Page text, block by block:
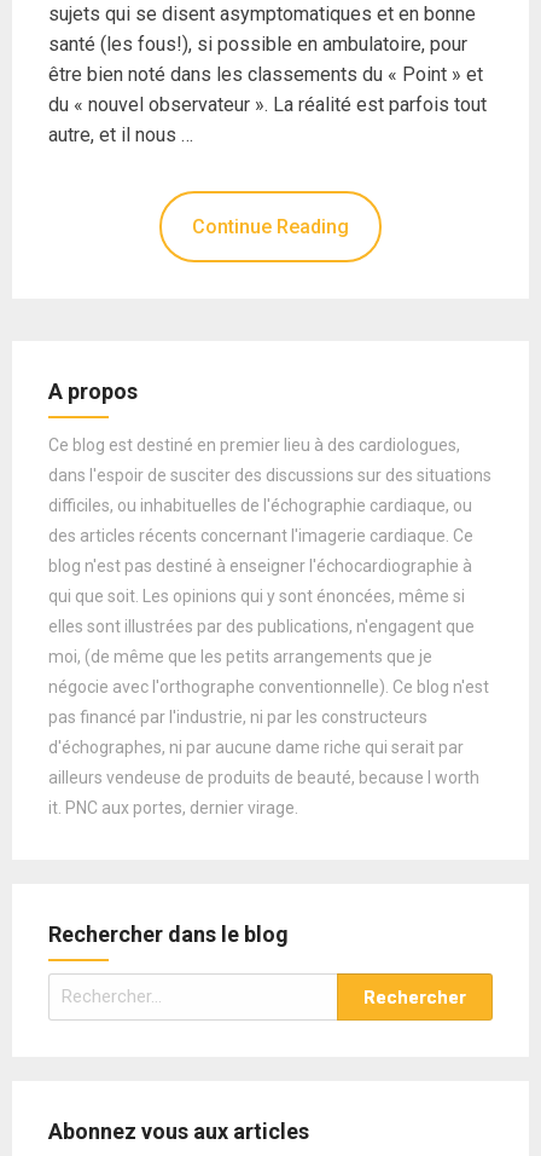
sujets qui se disent asymptomatiques et en bonne
santé (les fous!), si possible en ambulatoire, pour
être bien noté dans les classements du « Point » et
du « nouvel observateur ». La réalité est parfois tout
autre, et il nous …
Continue Reading
A propos
Ce blog est destiné en premier lieu à des cardiologues,
dans l'espoir de susciter des discussions sur des situations
difficiles, ou inhabituelles de l'échographie cardiaque, ou
des articles récents concernant l'imagerie cardiaque. Ce
blog n'est pas destiné à enseigner l'échocardiographie à
qui que soit. Les opinions qui y sont énoncées, même si
elles sont illustrées par des publications, n'engagent que
moi, (de même que les petits arrangements que je
négocie avec l'orthographe conventionnelle). Ce blog n'est
pas financé par l'industrie, ni par les constructeurs
d'échographes, ni par aucune dame riche qui serait par
ailleurs vendeuse de produits de beauté, because I worth
it. PNC aux portes, dernier virage.
Rechercher dans le blog
Rechercher :
Abonnez vous aux articles